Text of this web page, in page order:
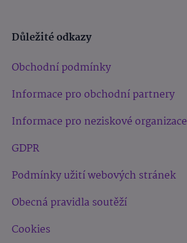
Důležité odkazy
Obchodní podmínky
Informace pro obchodní partnery
Informace pro neziskové organizace
GDPR
Podmínky užití webových stránek
Obecná pravidla soutěží
Cookies